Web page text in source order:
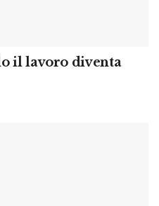
il lavoro diventa